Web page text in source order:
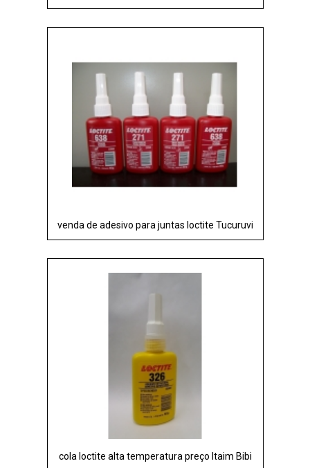
venda de adesivo para juntas loctite Tucuruvi
cola loctite alta temperatura preço Itaim Bibi